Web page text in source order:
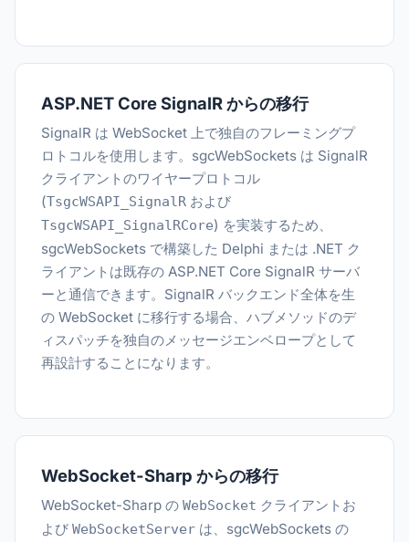
ASP.NET Core SignalR からの移行
SignalR は WebSocket 上で独自のフレーミングプ
ロトコルを使用します。sgcWebSockets は SignalR
クライアントのワイヤープロトコル
(TsgcWSAPI_SignalR および
TsgcWSAPI_SignalRCore) を実装するため、
sgcWebSockets で構築した Delphi または .NET ク
ライアントは既存の ASP.NET Core SignalR サーバ
ーと通信できます。SignalR バックエンド全体を生
の WebSocket に移行する場合、ハブメソッドのデ
ィスパッチを独自のメッセージエンベロープとして
再設計することになります。
WebSocket-Sharp からの移行
WebSocket-Sharp の WebSocket クライアントお
よび WebSocketServer は、sgcWebSockets の